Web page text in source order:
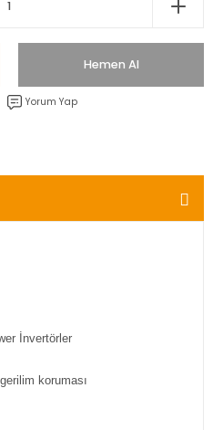
Hemen Al
Yorum Yap
İnvertörler
koruması